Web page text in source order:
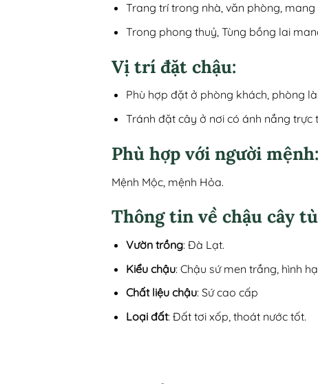
Trang trí trong nhà, văn phòng,
Trong phong thuỷ, Tùng bồng lai
Vị trí đặt chậu:
Phù hợp đặt ở phòng khách, phòng
Tránh đặt cây ở nơi có ánh nắng trực
Phù hợp với người mệnh:
Mệnh Mộc, mệnh Hỏa.
Thông tin về chậu cây
Vườn trồng: Đà Lạt.
Kiểu chậu: Chậu sứ men trắng, hình
Chất liệu chậu: Sứ cao cấp
Loại đất: Đất tơi xốp, thoát nước tốt.